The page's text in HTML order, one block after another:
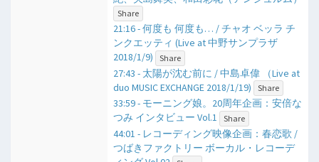
Share
21:16 - 何度も 何度も… / チャオ ベッラ チ
ンクエッティ (Live at 中野サンプラザ
2018/1/9)
Share
27:43 - 太陽が沈む前に / 中島卓偉 （Live at
duo MUSIC EXCHANGE 2018/1/19)
Share
33:59 - モーニング娘。20周年企画：安倍な
つみ インタビュー Vol.1
Share
44:01 - レコーディング映像企画：春恋歌 /
つばきファクトリー ボーカル・レコーデ